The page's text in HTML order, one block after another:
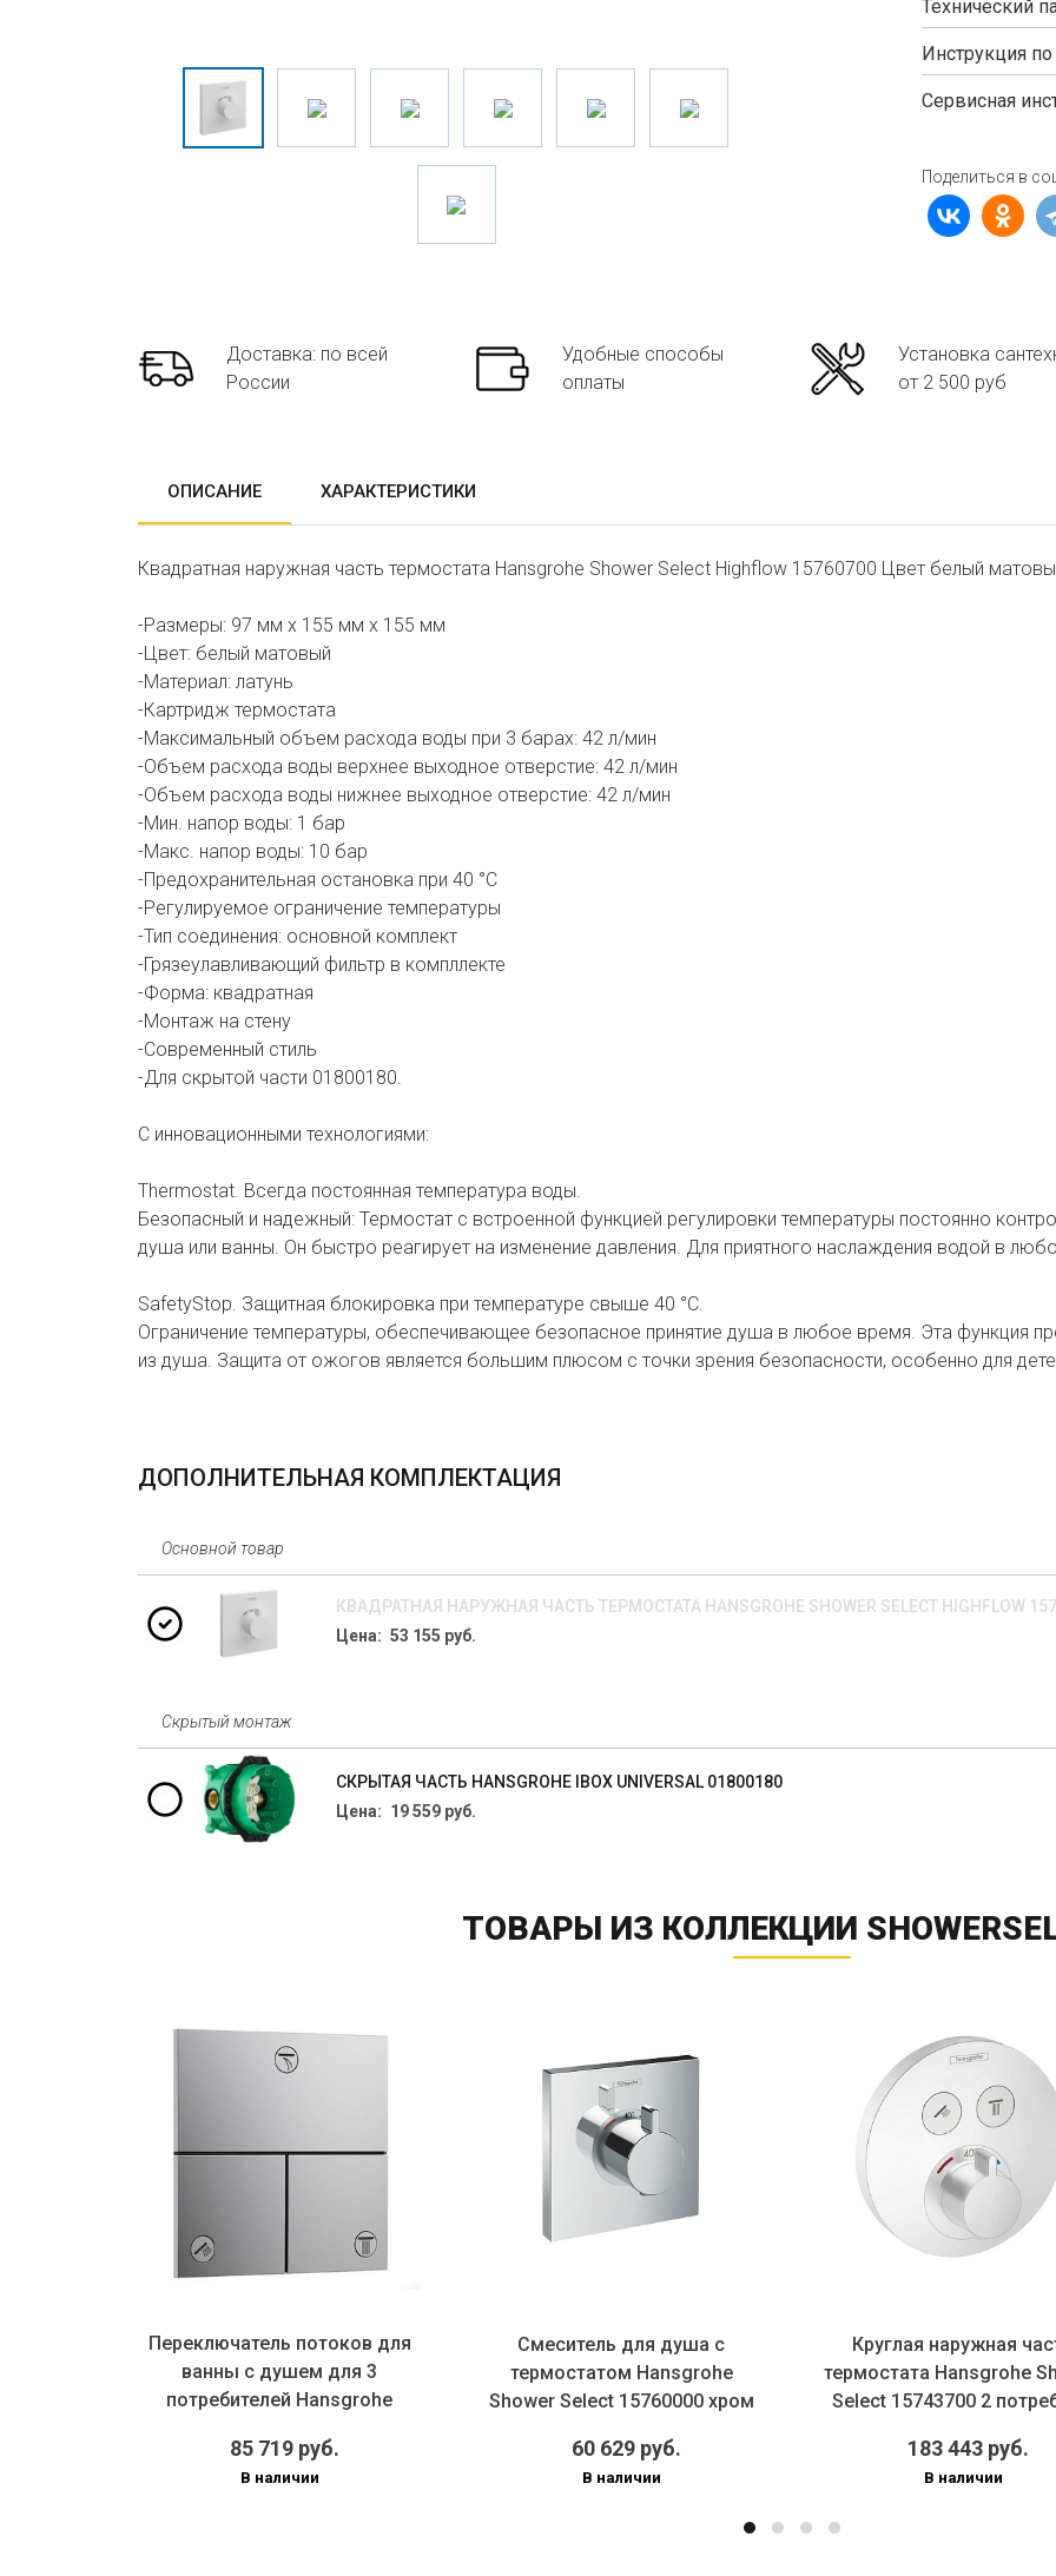
Технический
Инструкция
Сервисная
Поделиться в
Доставка: по всей
России
Удобные способы
оплаты
Установка
от 2 500 руб
ОПИСАНИЕ ХАРАКТЕРИСТИКИ
Квадратная наружная часть термостата Hansgrohe Shower Select Highflow 15760700 Цвет белый
-Размеры: 97 мм х 155 мм х 155 мм
-Цвет: белый матовый
-Материал: латунь
-Картридж термостата
-Максимальный объем расхода воды при 3 барах: 42 л/мин
-Объем расхода воды верхнее выходное отверстие: 42 л/мин
-Объем расхода воды нижнее выходное отверстие: 42 л/мин
-Мин. напор воды: 1 бар
-Макс. напор воды: 10 бар
-Предохранительная остановка при 40 °C
-Регулируемое ограничение температуры
-Тип соединения: основной комплект
-Грязеулавливающий фильтр в компллекте
-Форма: квадратная
-Монтаж на стену
-Современный стиль
-Для скрытой части 01800180.
С инновационными технологиями:
Thermostat. Всегда постоянная температура воды.
Безопасный и надежный: Термостат с встроенной функцией регулировки температуры постоянно
душа или ванны. Он быстро реагирует на изменение давления. Для приятного наслаждения водой в
SafetyStop. Защитная блокировка при температуре свыше 40 °C.
Ограничение температуры, обеспечивающее безопасное принятие душа в любое время. Эта функция
из душа. Защита от ожогов является большим плюсом с точки зрения безопасности, особенно для
ДОПОЛНИТЕЛЬНАЯ КОМПЛЕКТАЦИЯ
Основной товар
КВАДРАТНАЯ НАРУЖНАЯ ЧАСТЬ ТЕРМОСТАТА HANSGROHE SHOWER SELECT HIGHFLOW
Цена: 53 155 руб.
Скрытый монтаж
СКРЫТАЯ ЧАСТЬ HANSGROHE IBOX UNIVERSAL 01800180
Цена: 19 559 руб.
ТОВАРЫ ИЗ КОЛЛЕКЦИИ
Переключатель потоков для
ванны с душем для 3
потребителей Hansgrohe
85 719 руб.
В наличии
Смеситель для душа с
термостатом Hansgrohe
Shower Select 15760000 хром
60 629 руб.
В наличии
Круглая наружная часть
термостата Hansgrohe
Select 15743700 2
183 443 руб.
В наличии